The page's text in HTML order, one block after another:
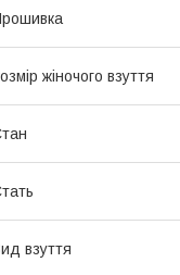
жіночого взуття
взуття